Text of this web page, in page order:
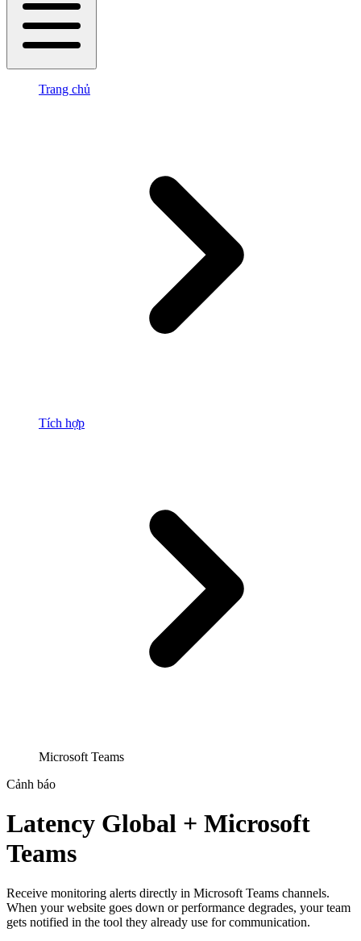
Trang chủ
Tích hợp
Microsoft Teams
Cảnh báo
Latency Global + Microsoft
Teams
Receive monitoring alerts directly in Microsoft Teams channels.
When your website goes down or performance degrades, your team
gets notified in the tool they already use for communication.